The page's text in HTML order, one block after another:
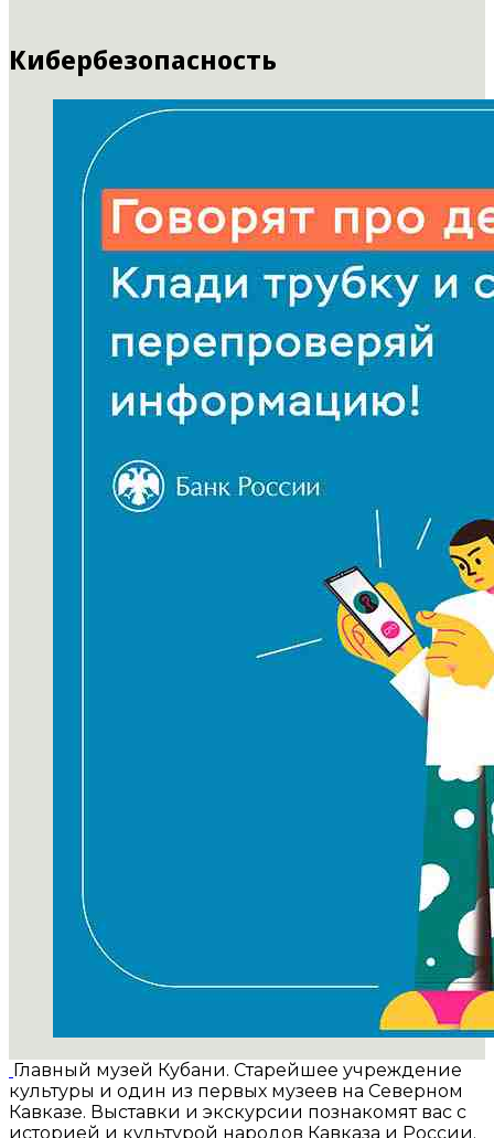
Кибербезопасность
Главный музей Кубани. Старейшее учреждение
культуры и один из первых музеев на Северном
Кавказе. Выставки и экскурсии познакомят вас с
историей и культурой народов Кавказа и России.